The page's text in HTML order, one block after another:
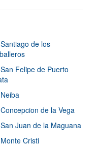
Santiago de los
San Felipe de Puerto
Neiba
Concepcion de la Vega
San Juan de la Maguana
Monte Cristi